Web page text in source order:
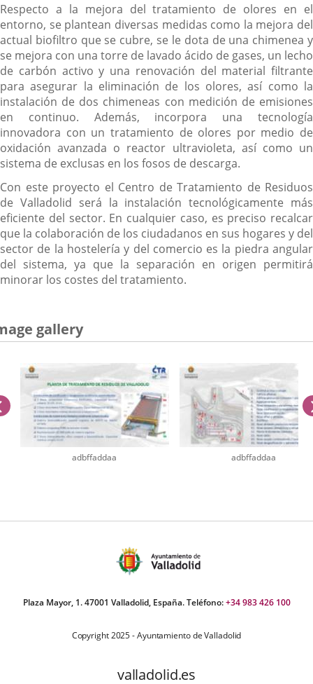
Respecto a la mejora del tratamiento de olores en el
entorno, se plantean diversas medidas como la mejora del
actual biofiltro que se cubre, se le dota de una chimenea y
se mejora con una torre de lavado ácido de gases, un lecho
de carbón activo y una renovación del material filtrante
para asegurar la eliminación de los olores, así como la
instalación de dos chimeneas con medición de emisiones
en continuo. Además, incorpora una tecnología
innovadora con un tratamiento de olores por medio de
oxidación avanzada o reactor ultravioleta, así como un
sistema de exclusas en los fosos de descarga.
Con este proyecto el Centro de Tratamiento de Residuos
de Valladolid será la instalación tecnológicamente más
eficiente del sector. En cualquier caso, es preciso recalcar
que la colaboración de los ciudadanos en sus hogares y del
sector de la hostelería y del comercio es la piedra angular
del sistema, ya que la separación en origen permitirá
minorar los costes del tratamiento.
gallery
adbffaddaa adbffaddaa
previus
Plaza Mayor, 1. 47001 Valladolid, España. Teléfono:+34 983 426 100
Copyright 2025 - Ayuntamiento de Valladolid
valladolid.es